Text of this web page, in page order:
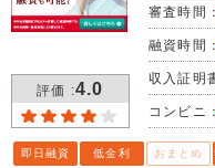
評価 :4.0
審査時間：
融資時間：
収入証明
コンビニ：
即日融資 低金利 おまとめ